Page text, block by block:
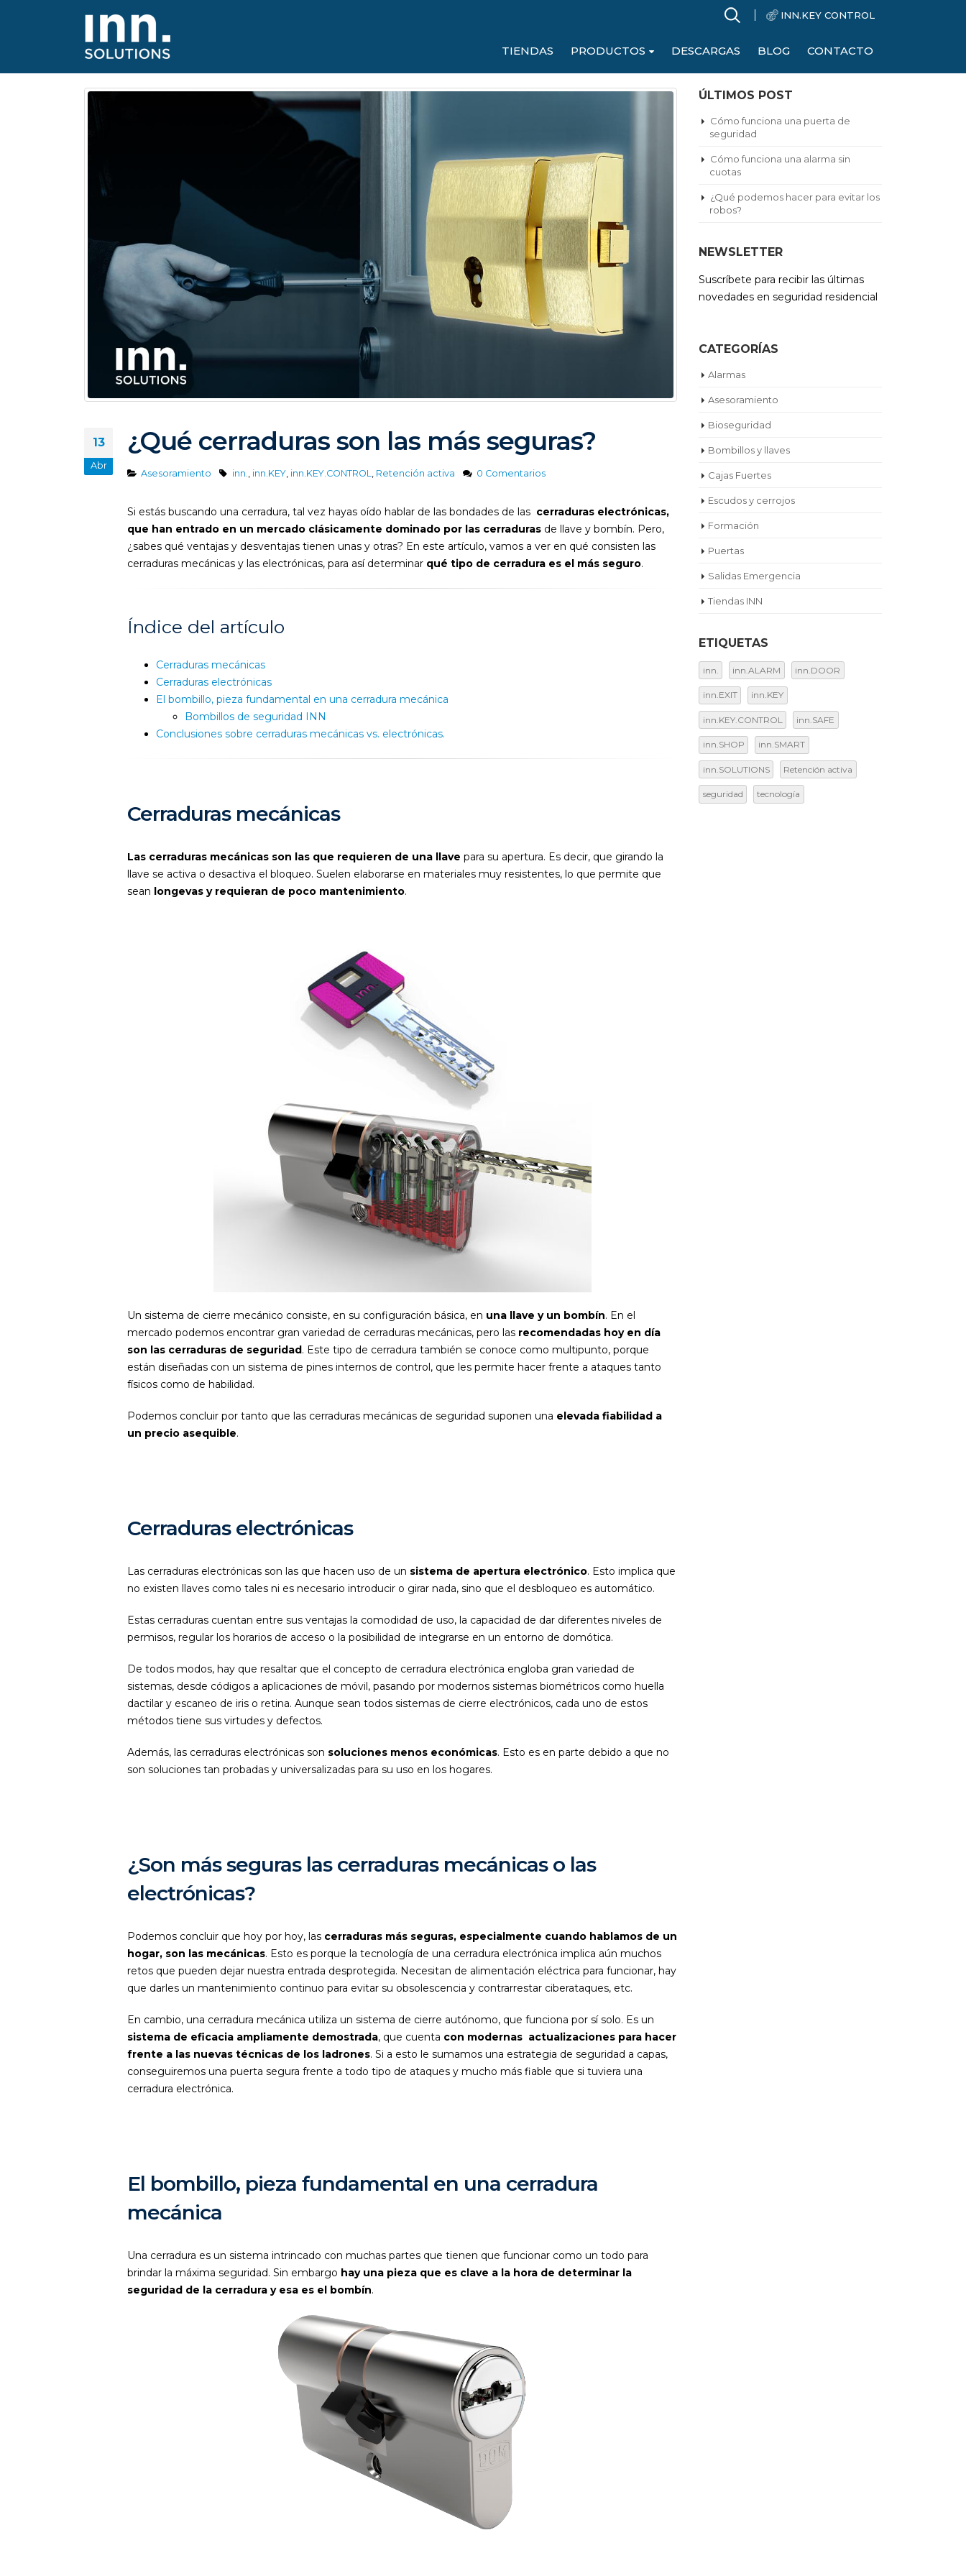
INN.KEY CONTROL
TIENDAS PRODUCTOS DESCARGAS BLOG CONTACTO
13
Abr
¿Qué cerraduras son las más seguras?
Asesoramiento inn. inn.KEY inn.KEY.CONTROL Retención activa 0 Comentarios
Si estás buscando una cerradura, tal vez hayas oído hablar de las bondades de las cerraduras electrónicas,
que han entrado en un mercado clásicamente dominado por las cerraduras de llave y bombín. Pero,
¿sabes qué ventajas y desventajas tienen unas y otras? En este artículo, vamos a ver en qué consisten las
cerraduras mecánicas y las electrónicas, para así determinar qué tipo de cerradura es el más seguro.
Índice del artículo
Cerraduras mecánicas
Cerraduras electrónicas
El bombillo, pieza fundamental en una cerradura mecánica
Bombillos de seguridad INN
Conclusiones sobre cerraduras mecánicas vs. electrónicas.
Cerraduras mecánicas
Las cerraduras mecánicas son las que requieren de una llave para su apertura. Es decir, que girando la
llave se activa o desactiva el bloqueo. Suelen elaborarse en materiales muy resistentes, lo que permite que
sean longevas y requieran de poco mantenimiento.
Un sistema de cierre mecánico consiste, en su configuración básica, en una llave y un bombín. En el
mercado podemos encontrar gran variedad de cerraduras mecánicas, pero las recomendadas hoy en día
son las cerraduras de seguridad. Este tipo de cerradura también se conoce como multipunto, porque
están diseñadas con un sistema de pines internos de control, que les permite hacer frente a ataques tanto
físicos como de habilidad.
Podemos concluir por tanto que las cerraduras mecánicas de seguridad suponen una elevada fiabilidad a
un precio asequible.
Cerraduras electrónicas
Las cerraduras electrónicas son las que hacen uso de un sistema de apertura electrónico. Esto implica que
no existen llaves como tales ni es necesario introducir o girar nada, sino que el desbloqueo es automático.
Estas cerraduras cuentan entre sus ventajas la comodidad de uso, la capacidad de dar diferentes niveles de
permisos, regular los horarios de acceso o la posibilidad de integrarse en un entorno de domótica.
De todos modos, hay que resaltar que el concepto de cerradura electrónica engloba gran variedad de
sistemas, desde códigos a aplicaciones de móvil, pasando por modernos sistemas biométricos como huella
dactilar y escaneo de iris o retina. Aunque sean todos sistemas de cierre electrónicos, cada uno de estos
métodos tiene sus virtudes y defectos.
Además, las cerraduras electrónicas son soluciones menos económicas. Esto es en parte debido a que no
son soluciones tan probadas y universalizadas para su uso en los hogares.
¿Son más seguras las cerraduras mecánicas o las
electrónicas?
Podemos concluir que hoy por hoy, las cerraduras más seguras, especialmente cuando hablamos de un
hogar, son las mecánicas. Esto es porque la tecnología de una cerradura electrónica implica aún muchos
retos que pueden dejar nuestra entrada desprotegida. Necesitan de alimentación eléctrica para funcionar, hay
que darles un mantenimiento continuo para evitar su obsolescencia y contrarrestar ciberataques, etc.
En cambio, una cerradura mecánica utiliza un sistema de cierre autónomo, que funciona por sí solo. Es un
sistema de eficacia ampliamente demostrada, que cuenta con modernas actualizaciones para hacer
frente a las nuevas técnicas de los ladrones. Si a esto le sumamos una estrategia de seguridad a capas,
conseguiremos una puerta segura frente a todo tipo de ataques y mucho más fiable que si tuviera una
cerradura electrónica.
El bombillo, pieza fundamental en una cerradura
mecánica
Una cerradura es un sistema intrincado con muchas partes que tienen que funcionar como un todo para
brindar la máxima seguridad. Sin embargo hay una pieza que es clave a la hora de determinar la
seguridad de la cerradura y esa es el bombín.
ÚLTIMOS POST
Cómo funciona una puerta de
seguridad
Cómo funciona una alarma sin
cuotas
¿Qué podemos hacer para evitar los
robos?
NEWSLETTER
Suscríbete para recibir las últimas
novedades en seguridad residencial
CATEGORÍAS
Alarmas
Asesoramiento
Bioseguridad
Bombillos y llaves
Cajas Fuertes
Escudos y cerrojos
Formación
Puertas
Salidas Emergencia
Tiendas INN
ETIQUETAS
inn. inn.ALARM inn.DOOR
inn.EXIT inn.KEY
inn.KEY.CONTROL inn.SAFE
inn.SHOP inn.SMART
inn.SOLUTIONS Retención activa
seguridad tecnología